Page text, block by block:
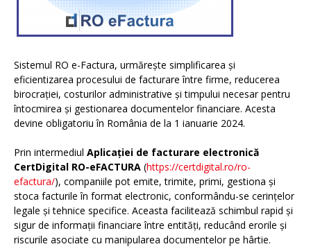
Sistemul RO e-Factura, urmărește simplificarea și
eficientizarea procesului de facturare între firme, reducerea
birocrației, costurilor administrative și timpului necesar pentru
întocmirea și gestionarea documentelor financiare. Acesta
devine obligatoriu în România de la 1 ianuarie 2024.
Prin intermediul Aplicației de facturare electronică
CertDigital RO-eFACTURA (https://certdigital.ro/ro-
efactura/), companiile pot emite, trimite, primi, gestiona și
stoca facturile în format electronic, conformându-se cerințelor
legale și tehnice specifice. Aceasta facilitează schimbul rapid și
sigur de informații financiare între entități, reducând erorile și
riscurile asociate cu manipularea documentelor pe hârtie.